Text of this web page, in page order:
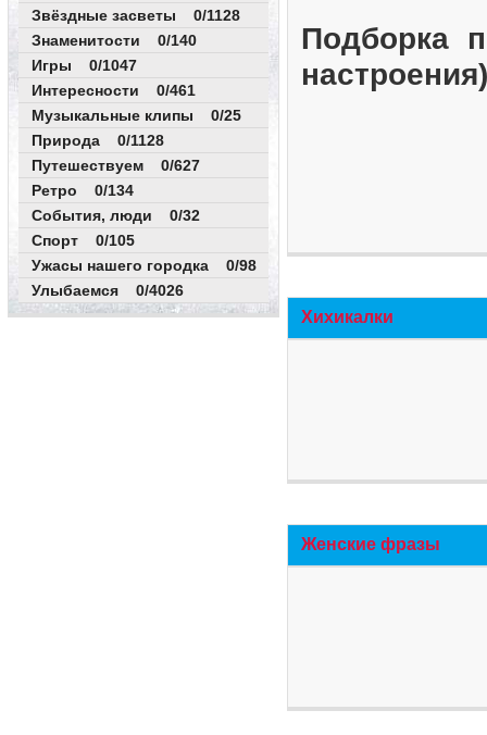
Звёздные засветы 0/1128
Знаменитости 0/140
Игры 0/1047
Интересности 0/461
Музыкальные клипы 0/25
Природа 0/1128
Путешествуем 0/627
Ретро 0/134
События, люди 0/32
Спорт 0/105
Ужасы нашего городка 0/98
Улыбаемся 0/4026
Подборка
Хихикалки
Женские фразы